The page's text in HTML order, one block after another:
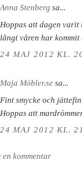
Anna Stenberg sa...
Hoppas att dagen varit
långt våren har kommit
24 MAJ 2012 KL.
Maja Möbler.se sa...
Fint smycke och
Hoppas att
24 MAJ 2012 KL.
en kommentar